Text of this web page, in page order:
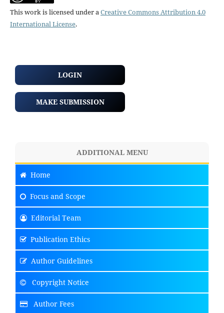
This work is licensed under aCreative Commons Attribution 4.0
International License.
LOGIN
MAKE SUBMISSION
ADDITIONAL MENU
Home
Focus and Scope
Editorial Team
Publication Ethics
Author Guidelines
Copyright Notice
Author Fees